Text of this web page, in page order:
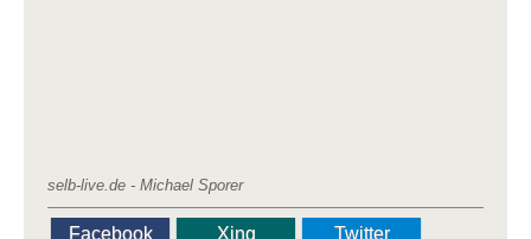
selb-live.de - Michael Sporer
Facebook Xing
Twitter